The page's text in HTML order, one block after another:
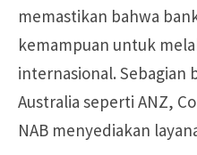
memastikan bahwa
kemampuan untuk
internasional. Sebagian
Australia seperti ANZ,
NAB menyediakan